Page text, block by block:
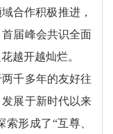
合作积极推进，
届峰会共识全面
越开越灿烂。
千多年的友好往
展于新时代以来
形成了“互尊、